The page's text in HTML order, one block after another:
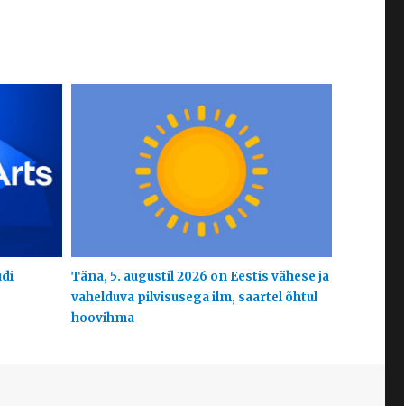
Täna, 5. augustil 2026 on Eestis vähese ja
vahelduva pilvisusega ilm, saartel õhtul
hoovihma